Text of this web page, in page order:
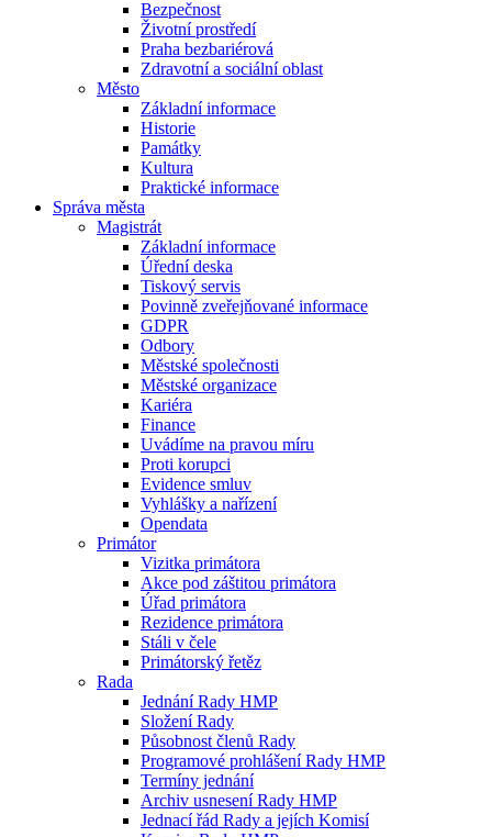
Bezpečnost
Životní prostředí
Praha bezbariérová
Zdravotní a sociální oblast
Město
Základní informace
Historie
Památky
Kultura
Praktické informace
Správa města
Magistrát
Základní informace
Úřední deska
Tiskový servis
Povinně zveřejňované informace
GDPR
Odbory
Městské společnosti
Městské organizace
Kariéra
Finance
Uvádíme na pravou míru
Proti korupci
Evidence smluv
Vyhlášky a nařízení
Opendata
Primátor
Vizitka primátora
Akce pod záštitou primátora
Úřad primátora
Rezidence primátora
Stáli v čele
Primátorský řetěz
Rada
Jednání Rady HMP
Složení Rady
Působnost členů Rady
Programové prohlášení Rady HMP
Termíny jednání
Archiv usnesení Rady HMP
Jednací řád Rady a jejích Komisí